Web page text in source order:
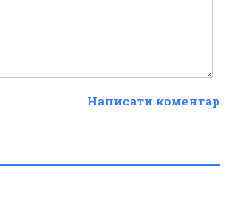
Написати коментар